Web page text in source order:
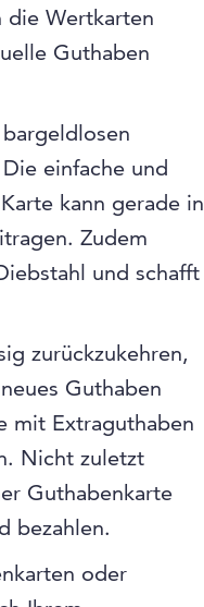
die Wertkarten
Guthaben
einfache und
kann gerade in
Zudem
und schafft
zurückzukehren,
Guthaben
mit Extraguthaben
Nicht zuletzt
Guthabenkarte
bezahlen.
oder